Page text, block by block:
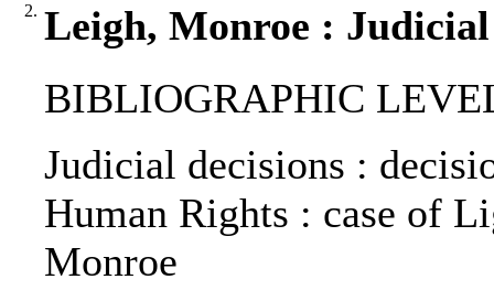
2. Leigh, Monroe : Judicial
BIBLIOGRAPHIC
Judicial decisions :
Human Rights : case of
Monroe